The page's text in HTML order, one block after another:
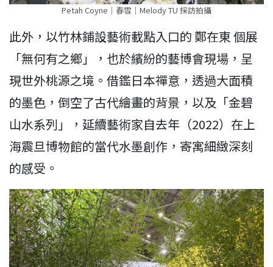
Petah Coyne｜春雪｜Melody TU 採訪拍攝
此外，以竹林鋪設藝術載點入口的 鄭在東 個展
「無何有之鄉」，也於繽紛的藝博會現場，呈
現世外桃源之境。借鑑日本禪意，透過大面積
的墨色，倒空了古代繪畫的背景，以及「金碧
山水系列」，延續藝術家自去年（2022）在上
海震旦博物館的當代水墨創作，寄寓細緻深刻
的感受。